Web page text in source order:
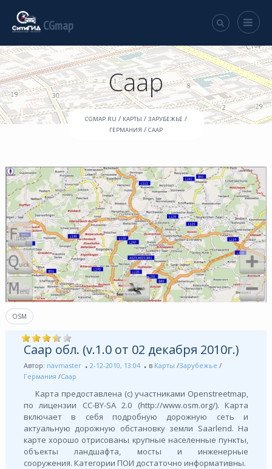
CGmap
Саар
CGMAP.RU / КАРТЫ / ЗАРУБЕЖЬЕ /
ГЕРМАНИЯ / СААР
OSM
Саар обл. (v.1.0 от 02 декабря 2010г.)
Автор: navmaster 2-12-2010, 13:04 в Карты /Зарубежье /
Германия /Саар
Карта предоставлена (с) участниками Openstreetmap,
по лицензии СС-BY-SA 2.0 (http://www.osm.org/). Карта
включает в себя подробную дорожную сеть и
актуальную дорожную обстановку земли Saarlend. На
карте хорошо отрисованы крупные населенные пункты,
объекты ландшафта, мосты и инженерные
сооружения. Категории ПОИ достаточно информативны.